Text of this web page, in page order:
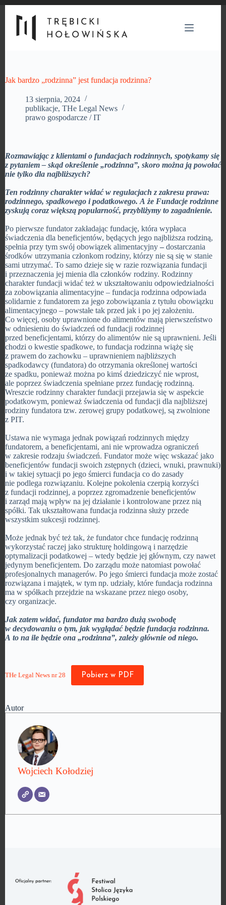
Jak bardzo „rodzinna” jest fundacja rodzinna?
13 sierpnia, 2024
publikacje, THe Legal News
prawo gospodarcze / IT
Rozmawiając z klientami o fundacjach rodzinnych, spotykamy się
z pytaniem – skąd określenie „rodzinna”, skoro można ją powołać
nie tylko dla najbliższych?
Ten rodzinny charakter widać w regulacjach z zakresu prawa:
rodzinnego, spadkowego i podatkowego. A że Fundacje rodzinne
zyskują coraz większą popularność, przybliżymy to zagadnienie.
Po pierwsze fundator zakładając fundację, która wypłaca
świadczenia dla beneficjentów, będących jego najbliższa rodziną,
spełnia przy tym swój obowiązek alimentacyjny – dostarczania
środków utrzymania członkom rodziny, którzy nie są się w stanie
sami utrzymać. To samo dzieje się w razie rozwiązania fundacji
i przeznaczenia jej mienia dla członków rodziny. Rodzinny
charakter fundacji widać też w ukształtowaniu odpowiedzialności
za zobowiązania alimentacyjne – fundacja rodzinna odpowiada
solidarnie z fundatorem za jego zobowiązania z tytułu obowiązku
alimentacyjnego – powstałe tak przed jak i po jej założeniu.
Co więcej, osoby uprawnione do alimentów mają pierwszeństwo
w odniesieniu do świadczeń od fundacji rodzinnej
przed beneficjentami, którzy do alimentów nie są uprawnieni. Jeśli
chodzi o kwestie spadkowe, to fundacja rodzinna wiążę się
z prawem do zachowku – uprawnieniem najbliższych
spadkodawcy (fundatora) do otrzymania określonej wartości
ze spadku, ponieważ można po kimś dziedziczyć nie wprost,
ale poprzez świadczenia spełniane przez fundację rodzinną.
Wreszcie rodzinny charakter fundacji przejawia się w aspekcie
podatkowym, ponieważ świadczenia od fundacji dla najbliższej
rodziny fundatora tzw. zerowej grupy podatkowej, są zwolnione
z PIT.
Ustawa nie wymaga jednak powiązań rodzinnych między
fundatorem, a beneficjentami, ani nie wprowadza ograniczeń
w zakresie rodzaju świadczeń. Fundator może więc wskazać jako
beneficjentów fundacji swoich zstępnych (dzieci, wnuki, prawnuki)
i w takiej sytuacji po jego śmierci fundacja co do zasady
nie podlega rozwiązaniu. Kolejne pokolenia czerpią korzyści
z fundacji rodzinnej, a poprzez zgromadzenie beneficjentów
i zarząd mają wpływ na jej działanie i kontrolowane przez nią
spółki. Tak ukształtowana fundacja rodzinna służy przede
wszystkim sukcesji rodzinnej.
Może jednak być też tak, że fundator chce fundację rodzinną
wykorzystać raczej jako strukturę holdingową i narzędzie
optymalizacji podatkowej – wtedy będzie jej głównym, czy nawet
jedynym beneficjentem. Do zarządu może natomiast powołać
profesjonalnych managerów. Po jego śmierci fundacja może zostać
rozwiązana i majątek, w tym np. udziały, które fundacja rodzinna
ma w spółkach przejdzie na wskazane przez niego osoby,
czy organizacje.
Jak zatem widać, fundator ma bardzo dużą swobodę
w decydowaniu o tym, jak wyglądać będzie fundacja rodzinna.
A to na ile będzie ona „rodzinna”, zależy głównie od niego.
THe Legal News nr 28 Pobierz w PDF
Autor
Wojciech Kołodziej